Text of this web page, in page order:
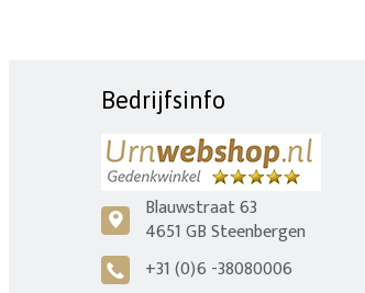
Bedrijfsinfo
c
Blauwstraat 63
4651 GB Steenbergen
A +31 (0)6 -38080006